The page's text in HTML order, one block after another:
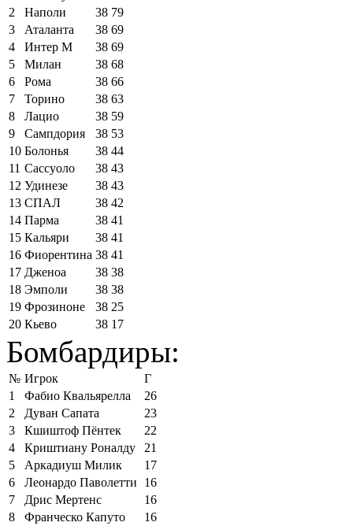
2
Наполи 38 79
3
Аталанта 38 69
4
Интер М 38 69
5
Милан 38 68
6
Рома 38 66
7
Торино 38 63
8
Лацио 38 59
9
Сампдория 38 53
10 Болонья 38 44
11 Сассуоло 38 43
12 Удинезе 38 43
13 СПАЛ 38 42
14 Парма 38 41
15 Кальяри 38 41
16 Фиорентина 38 41
17 Дженоа 38 38
18 Эмполи 38 38
19 Фрозиноне 38 25
20 Кьево 38 17
Бомбардиры:
№ Игрок
Г
1
Фабио Квальярелла
26
2
Дуван Сапата
23
3
Кшиштоф Пёнтек
22
4
Криштиану Роналду
21
5
Аркадиуш Милик
17
6
Леонардо Паволетти
16
7
Дрис Мертенс
16
8
Франческо Капуто
16